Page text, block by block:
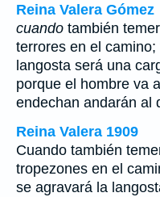
Reina Valera Gómez
cuando también
terrores en el
langosta será una
porque el hombre va
endechan andarán al
Reina Valera 1909
Cuando también
tropezones en el
se agravará la